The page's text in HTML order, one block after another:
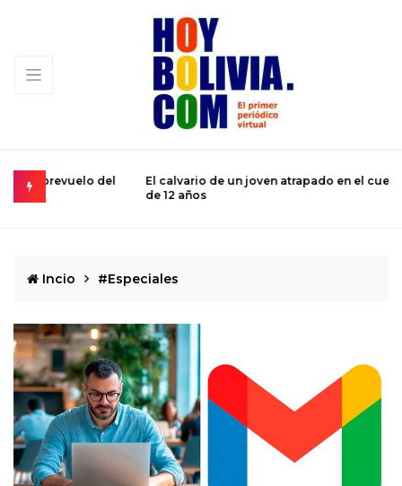
El calvario de un joven atrapado en el cuerpo de un niño
Incio #Especiales